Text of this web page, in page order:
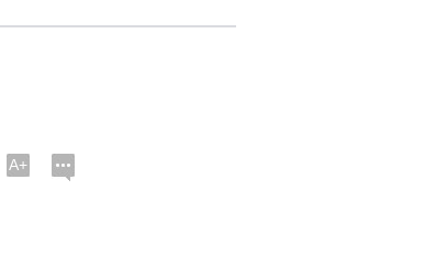
A+